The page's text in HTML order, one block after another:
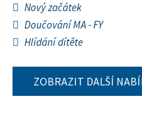
Nový začátek
Doučování MA - FY
Hlídání dítěte
ZOBRAZIT DALŠÍ